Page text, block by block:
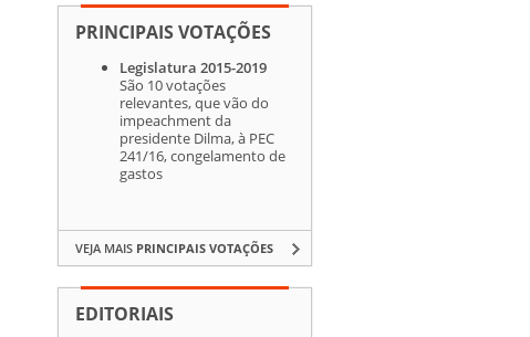
PRINCIPAIS VOTAÇÕES
Legislatura 2015-2019
São 10 votações
relevantes, que vão do
impeachment da
presidente Dilma, à PEC
241/16, congelamento de
gastos
VEJA MAIS PRINCIPAIS VOTAÇÕES
EDITORIAIS